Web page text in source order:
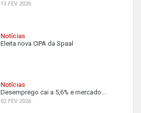
13 FEV 2026
Notícias
Eleita nova CIPA da Spaal
Notícias
Desemprego cai a 5,6% e mercado...
02 FEV 2026